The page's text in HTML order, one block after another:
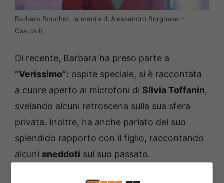
Barbara Bouchet, la madre di Alessandro Borghese –
Csa.cs.it
Di recente, Barbara ha preso parte a
“Verissimo”: ospite speciale, si è raccontata
a cuore aperto ai microfoni di Silvia Toffanin,
svelando alcuni retroscena sulla sua sfera
privata. Inoltre, ha anche parlato del suo
splendido rapporto con il figlio, raccontando
alcuni aneddoti sul suo passato.